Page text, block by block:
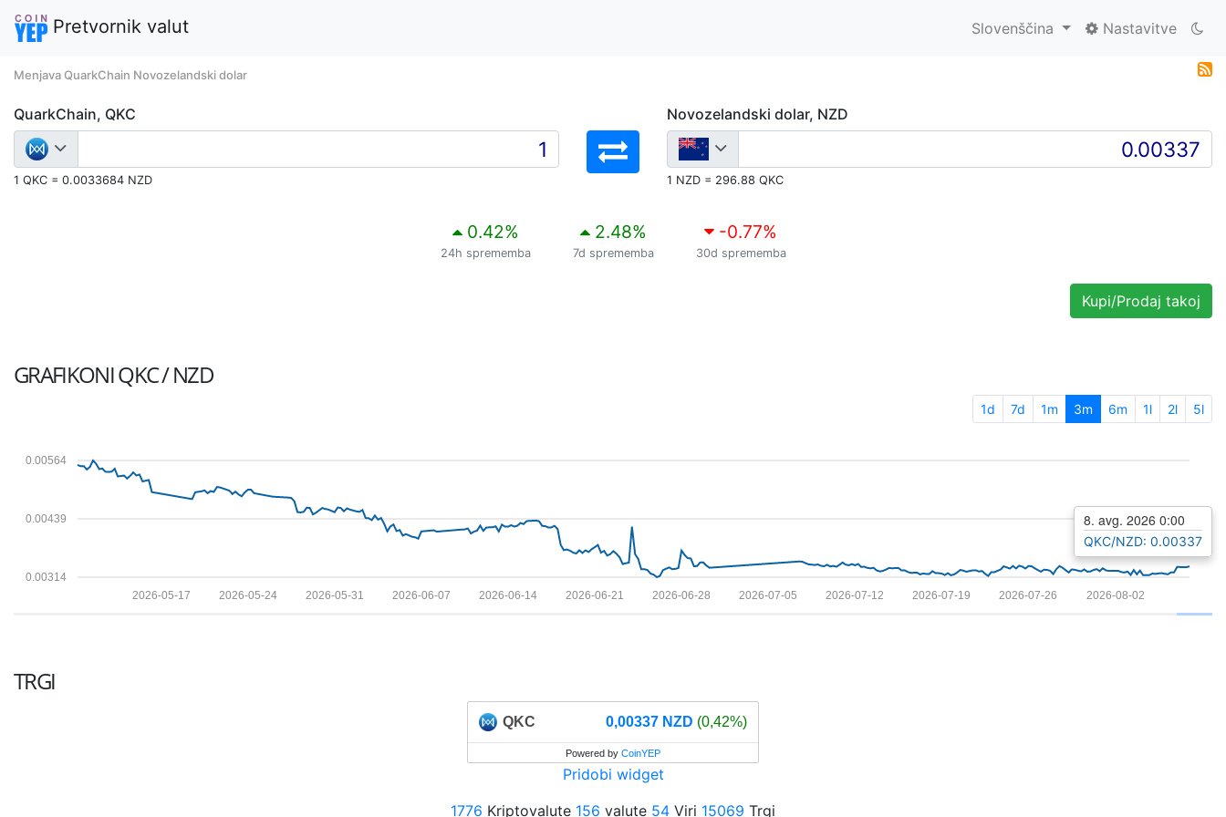
Pretvornik valut Slovenščina Nastavitve
Menjava QuarkChain Novozelandski dolar
QuarkChain, QKC
1 QKC = 0.0033684 NZD
Novozelandski dolar, NZD
1 NZD = 296.88 QKC
0.42%
24h sprememba
2.48%
7d sprememba
-0.77%
30d sprememba
Kupi/Prodaj takoj
GRAFIKONIQKC / NZD
1d 7d 1m 3m 6m 1l 2l 5l
0.00314
0.00439
0.00564
2026-08-02
2026-07-26
2026-07-19
2026-07-12
2026-07-05
2026-06-28
2026-06-21
2026-06-14
2026-06-07
2026-05-31
2026-05-24
2026-05-17
8. avg. 2026 0:00
QKC/NZD: 0.00337
TRGI
QKC 0,00337 NZD (0,42%)
Powered by CoinYEP
Pridobi widget
1776 Kriptovalute 156 valute 54 Viri 15069 Trgi